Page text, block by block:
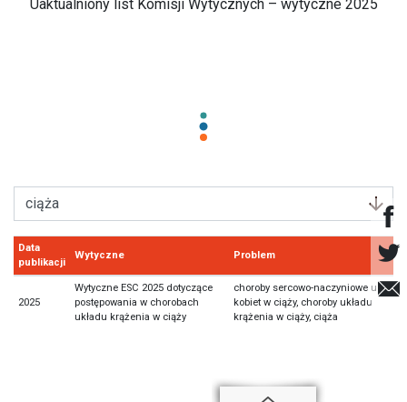
Uaktualniony list Komisji Wytycznych – wytyczne 2025
Data
publikacji
Wytyczne Problem
2025
Wytyczne ESC 2025 dotyczące
postępowania w chorobach
układu krążenia w ciąży
choroby sercowo-naczyniowe u
kobiet w ciąży, choroby układu
krążenia w ciąży, ciąża